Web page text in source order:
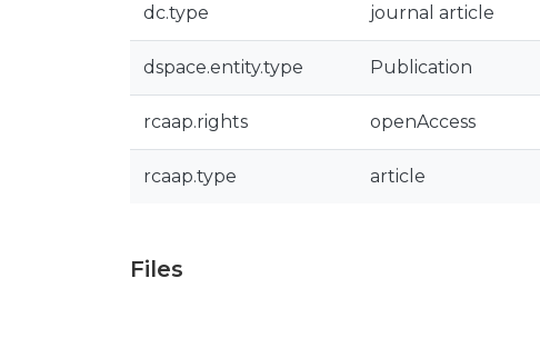
dc.type journal article
dspace.entity.type Publication
rcaap.rights openAccess
rcaap.type article
Files